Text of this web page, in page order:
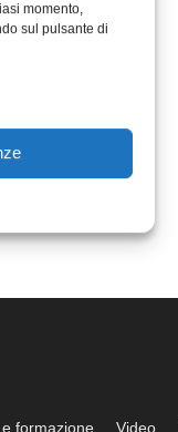
momento,
sul pulsante di
formazione Video